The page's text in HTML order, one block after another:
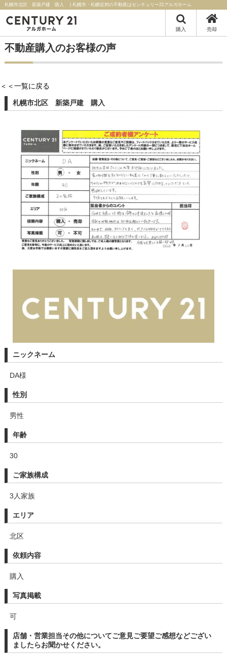
札幌市北区 新築戸建 購入 | 札幌市・札幌近郊の不動産はセンチュリー21アルガホーム
購入 売却
不動産購入のお客様の声
＜＜一覧に戻る
札幌市北区 新築戸建 購入
ニックネーム
DA様
性別
男性
年齢
30
ご家族構成
3人家族
エリア
北区
依頼内容
購入
写真掲載
可
店舗・営業担当その他についてご意見ご要望ご感想などござい
ましたらお聞かせください。